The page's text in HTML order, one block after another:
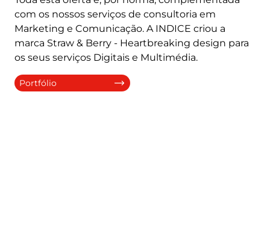
com os nossos serviços de consultoria em
Marketing e Comunicação. A INDICE criou a
marca Straw & Berry - Heartbreaking design para
os seus serviços Digitais e Multimédia.
Portfólio